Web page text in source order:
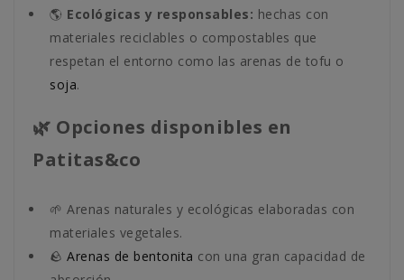
🌎 Ecológicas y responsables: hechas con
materiales reciclables o compostables que
respetan el entorno como las arenas de tofu o
soja.
🌿 Opciones disponibles en
Patitas&co
🌱 Arenas naturales y ecológicas elaboradas con
materiales vegetales.
🪨 Arenas de bentonita con una gran capacidad de